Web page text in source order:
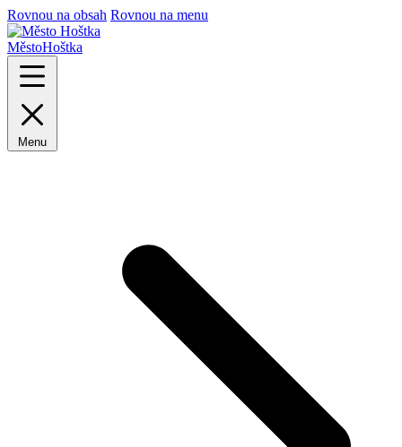
Rovnou na obsah Rovnou na menu
MěstoHoštka
Menu